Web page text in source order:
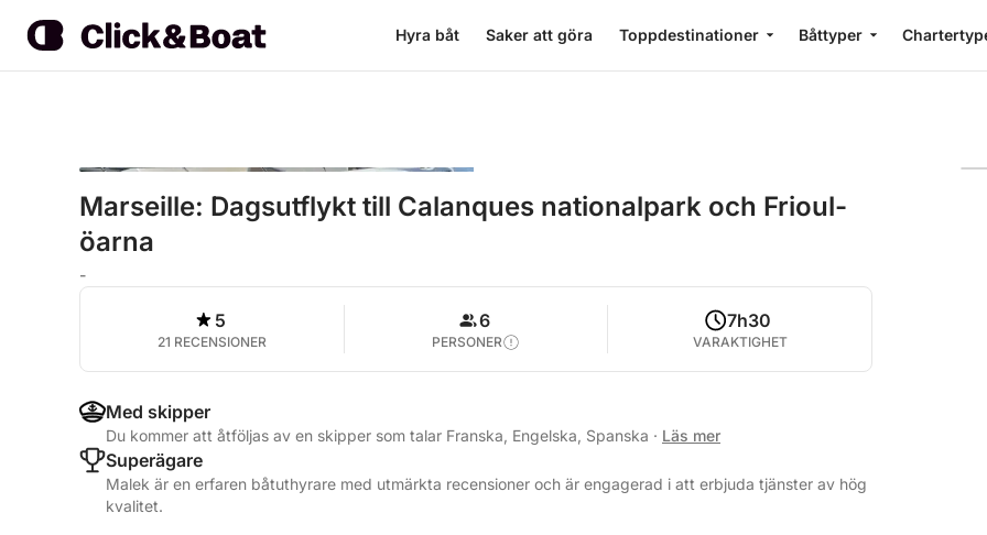
Hyra båt Saker att göra Toppdestinationer Båttyper
Marseille: Dagsutflykt till Calanques nationalpark och Frioul-
öarna
-
5
21 RECENSIONER
6
PERSONER
7h30
VARAKTIGHET
Med skipper
Du kommer att åtföljas av en skipper som talar Franska, Engelska, Spanska · Läs mer
Superägare
Malek är en erfaren båtuthyrare med utmärkta recensioner och är engagerad i att erbjuda tjänster av hög
kvalitet.